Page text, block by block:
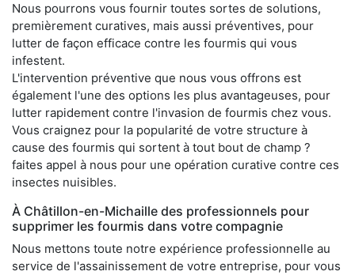
Nous pourrons vous fournir toutes sortes de solutions,
premièrement curatives, mais aussi préventives, pour
lutter de façon efficace contre les fourmis qui vous
infestent.
L'intervention préventive que nous vous offrons est
également l'une des options les plus avantageuses, pour
lutter rapidement contre l'invasion de fourmis chez vous.
Vous craignez pour la popularité de votre structure à
cause des fourmis qui sortent à tout bout de champ ?
faites appel à nous pour une opération curative contre ces
insectes nuisibles.
À Châtillon-en-Michaille des professionnels pour
supprimer les fourmis dans votre compagnie
Nous mettons toute notre expérience professionnelle au
service de l'assainissement de votre entreprise, pour vous